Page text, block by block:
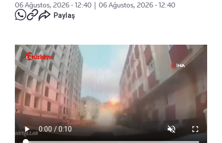
06 Ağustos, 2026 - 12:40
06 Ağustos, 2026 - 12:40
Paylaş